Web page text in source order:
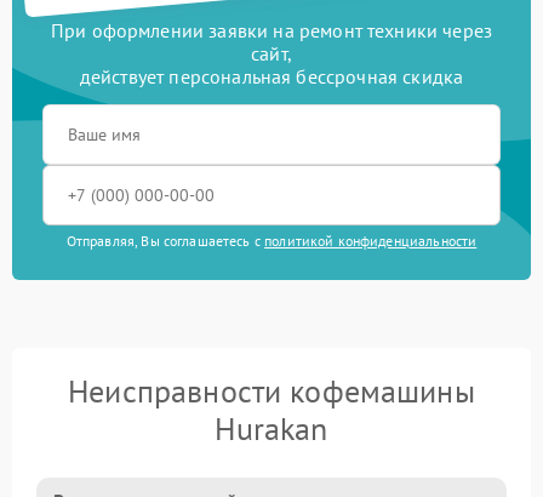
При оформлении заявки на ремонт техники через
сайт,
действует персональная бессрочная скидка
Отправляя, Вы соглашаетесь с политикой конфиденциальности
Неисправности кофемашины
Hurakan